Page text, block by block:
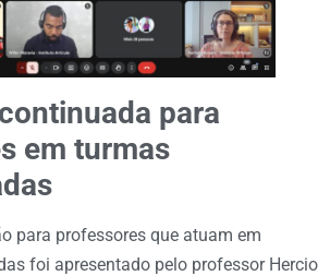
para
em turmas
para professores que atuam em
foi apresentado pelo professor Hercio